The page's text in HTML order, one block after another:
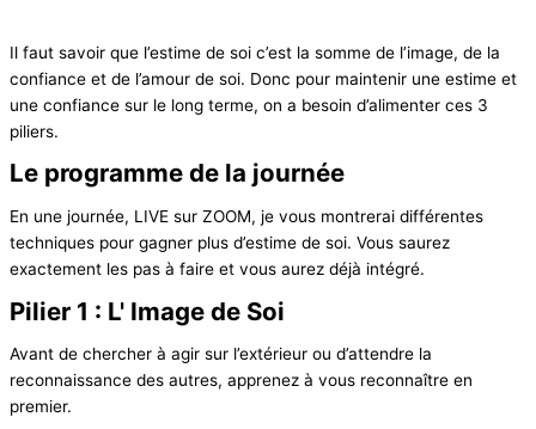
Il faut savoir que l’estime de soi c’est la somme de l’image, de la
confiance et de l’amour de soi. Donc pour maintenir une estime et
une confiance sur le long terme, on a besoin d’alimenter ces 3
piliers.
Le programme de la journée
En une journée, LIVE sur ZOOM, je vous montrerai différentes
techniques pour gagner plus d’estime de soi. Vous saurez
exactement les pas à faire et vous aurez déjà intégré.
Pilier 1 : L' Image de Soi
Avant de chercher à agir sur l’extérieur ou d’attendre la
reconnaissance des autres, apprenez à vous reconnaître en
premier.